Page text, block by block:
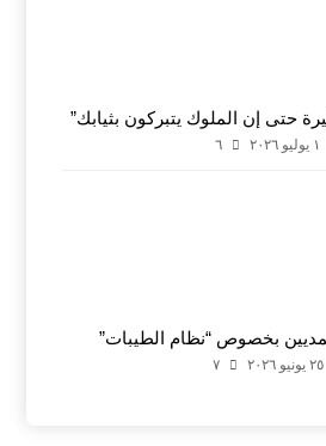
حتى إن الملوك يتبركون بثيابك”
١ يوليو ٢٠٢٦ ٦
بخصوص “نظام الطيبات”
٢٥ يونيو ٢٠٢٦ ٧